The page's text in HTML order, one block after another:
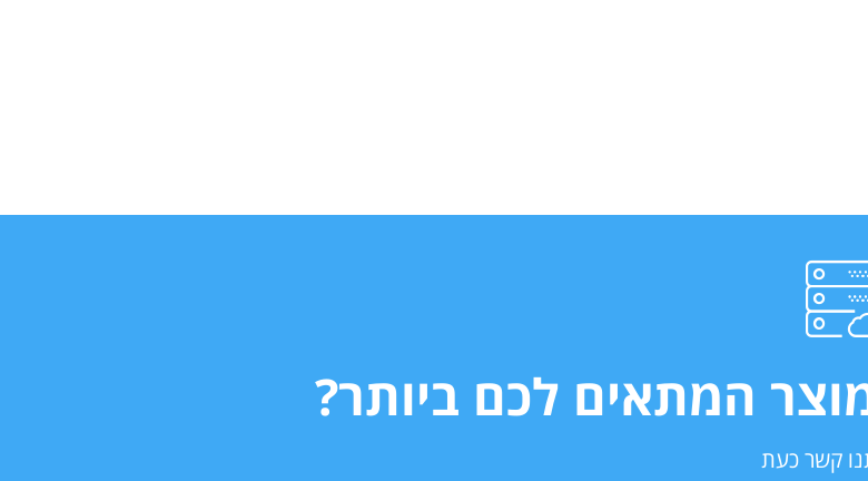
המתאים לכם ביותר?
קשר כעת